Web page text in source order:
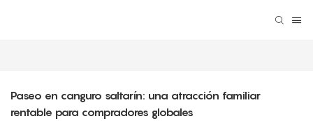
Paseo en canguro saltarín: una atracción familiar
rentable para compradores globales